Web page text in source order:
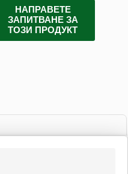
НАПРАВЕТЕ
ЗАПИТВАНЕ ЗА
ТОЗИ ПРОДУКТ